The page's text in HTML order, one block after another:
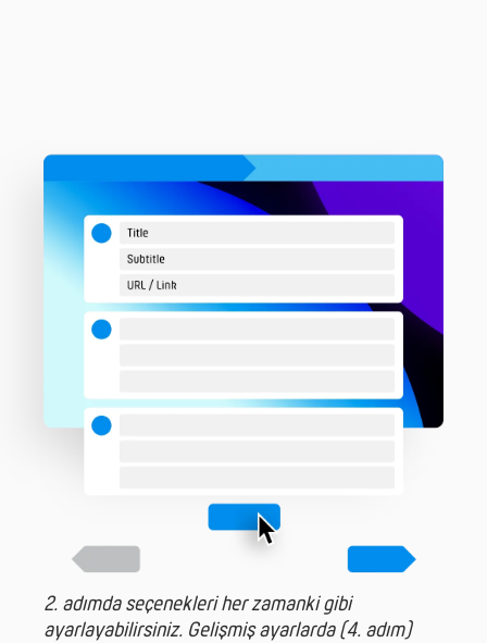
2. adımda seçenekleri her zamanki gibi
ayarlayabilirsiniz. Gelişmiş ayarlarda (4. adım)